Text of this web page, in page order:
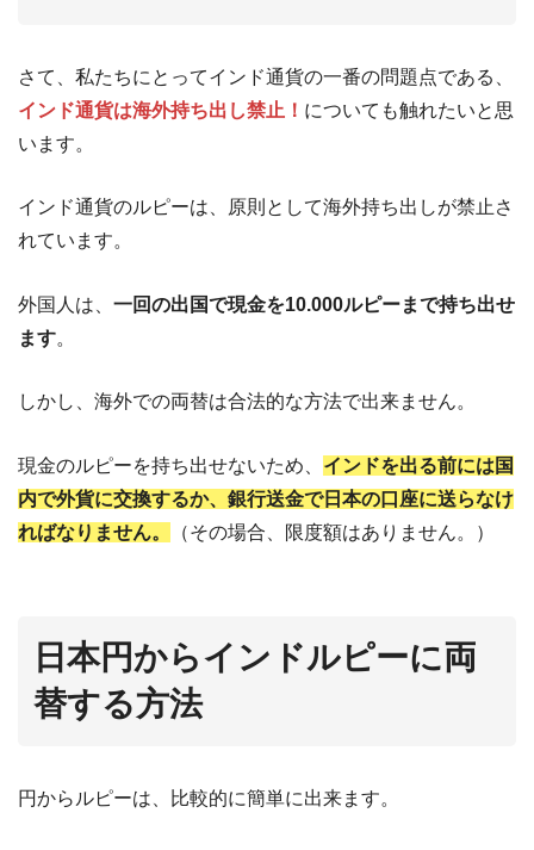
さて、私たちにとってインド通貨の一番の問題点である、
インド通貨は海外持ち出し禁止！ についても触れたいと思
います。
インド通貨のルピーは、原則として海外持ち出しが禁止さ
れています。
外国人は、 一回の出国で現金を10.000ルピーまで持ち出せ
ます。
しかし、海外での両替は合法的な方法で出来ません。
現金のルピーを持ち出せないため、 インドを出る前には国
内で外貨に交換するか、銀行送金で日本の口座に送らなけ
ればなりません。
（その場合、限度額はありません。）
日本円からインドルピーに両
替する方法
円からルピーは、比較的に簡単に出来ます。